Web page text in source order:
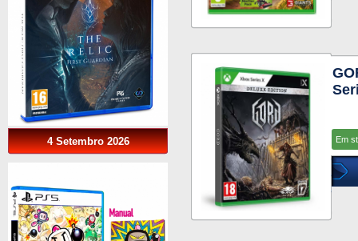
4 Setembro 2026 Em